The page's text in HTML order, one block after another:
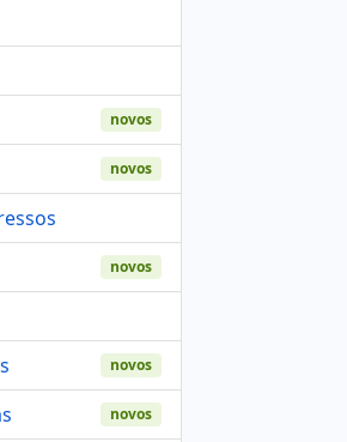
novos
novos
novos
novos
novos